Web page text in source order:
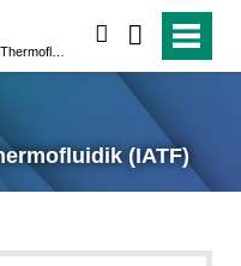
(IATF)